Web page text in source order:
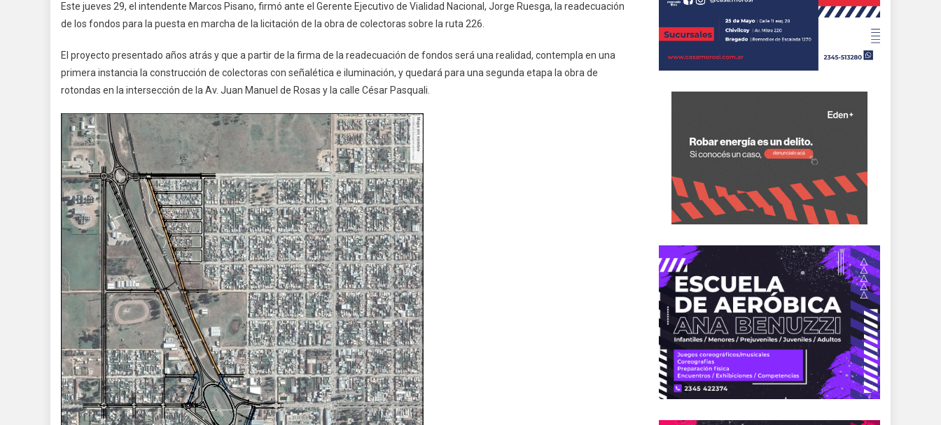
Pisano
Reactiva
Obra
De
Colectoras
Ruta
N°226
Este jueves 29, el intendente Marcos Pisano, firmó ante el Gerente Ejecutivo de Vialidad Nacional, Jorge Ruesga, la readecuación
de los fondos para la puesta en marcha de la licitación de la obra de colectoras sobre la ruta 226.
El proyecto presentado años atrás y que a partir de la firma de la readecuación de fondos será una realidad, contempla en una
primera instancia la construcción de colectoras con señalética e iluminación, y quedará para una segunda etapa la obra de
rotondas en la intersección de la Av. Juan Manuel de Rosas y la calle César Pasquali.